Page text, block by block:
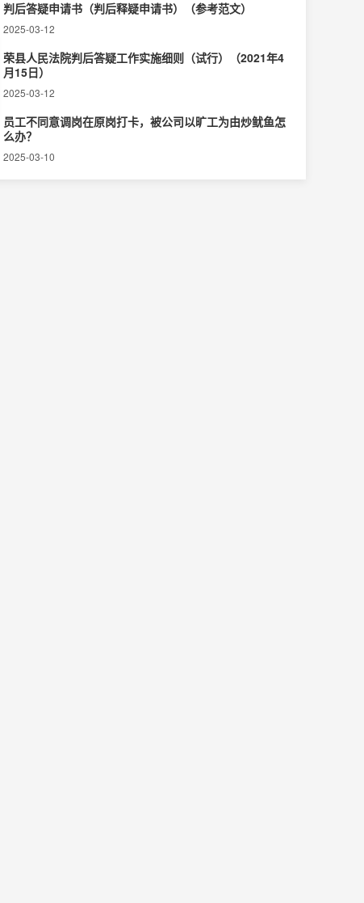
判后答疑申请书（判后释疑申请书）（参考范文）
2025-03-12
荣县人民法院判后答疑工作实施细则（试行）（2021年4
月15日）
2025-03-12
员工不同意调岗在原岗打卡，被公司以旷工为由炒鱿鱼怎
么办？
2025-03-10